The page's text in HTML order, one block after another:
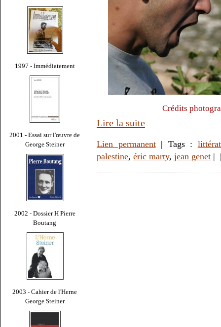
1997 - Immédiatement
2001 - Essai sur l'œuvre de
George Steiner
2002 - Dossier H Pierre
Boutang
2003 - Cahier de l'Herne
George Steiner
Crédits
Lire la suite
Lien permanent| Tags :
palestine, éric marty, jean genet |